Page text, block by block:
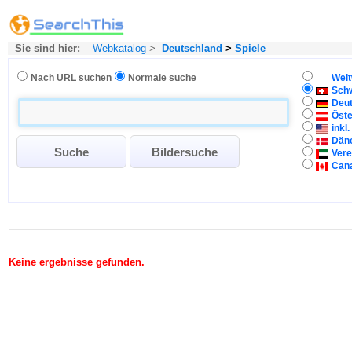
Sie sind hier: Webkatalog > Deutschland > Spiele
Nach URL suchen Normale suche
inkl.
Keine ergebnisse gefunden.